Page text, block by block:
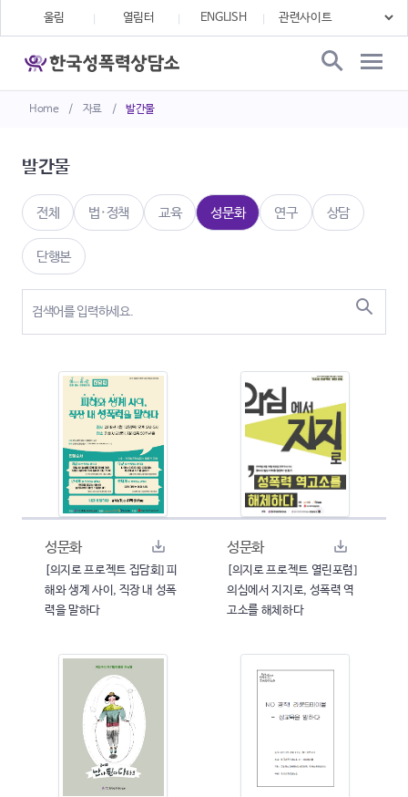
Home / 자료 / 발간물
울림 열림터 ENGLISH
발간물
전체 법·정책 교육 성문화 연구 상담
단행본
성문화
[의지로 프로젝트 집담회] 피
해와 생계 사이, 직장 내 성폭
력을 말하다
성문화
[의지로 프로젝트 열린포럼]
의심에서 지지로, 성폭력 역
고소를 해체하다